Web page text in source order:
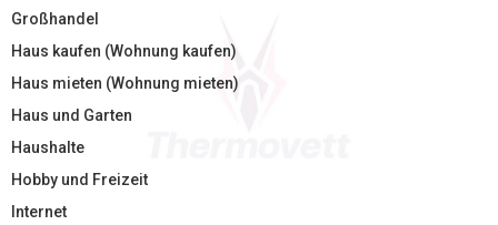
Großhandel
Haus kaufen (Wohnung kaufen)
Haus mieten (Wohnung mieten)
Haus und Garten
Haushalte
Hobby und Freizeit
Internet